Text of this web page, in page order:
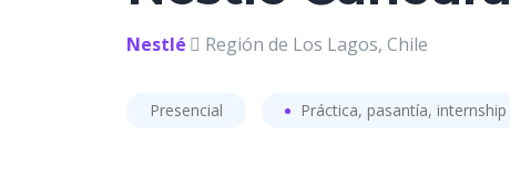
Nestlé Región de Los Lagos, Chile
Presencial Práctica, pasantía, internship